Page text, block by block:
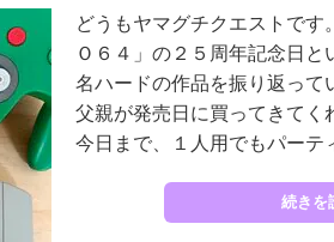
どうもヤマグチクエストです
Ｏ６４」の２５周年記念日と
名ハードの作品を振り返っ
父親が発売日に買ってきてく
今日まで、１人用でもパー
続きを